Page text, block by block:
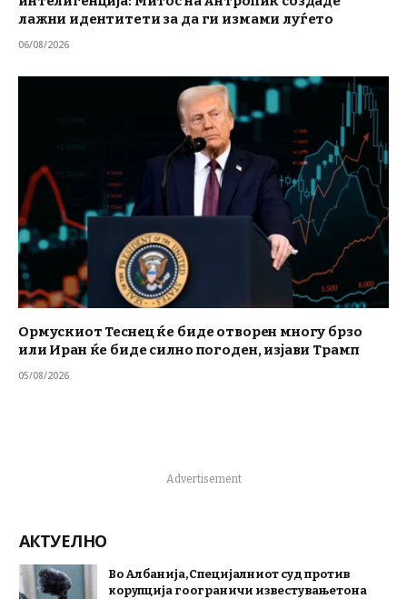
лажни идентитети за да ги измами луѓето
06/08/2026
Ормускиот Теснец ќе биде отворен многу брзо
или Иран ќе биде силно погоден, изјави Трамп
05/08/2026
Advertisement
АКТУЕЛНО
Во Албанија, Специјалниот суд против
корупција го ограничи известувањето на